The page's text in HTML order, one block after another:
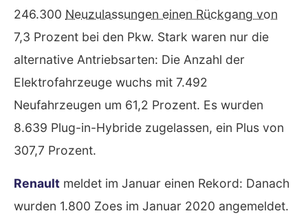
246.300 Neuzulassungen einen Rückgang von
7,3 Prozent bei den Pkw. Stark waren nur die
alternative Antriebsarten: Die Anzahl der
Elektrofahrzeuge wuchs mit 7.492
Neufahrzeugen um 61,2 Prozent. Es wurden
8.639 Plug-in-Hybride zugelassen, ein Plus von
307,7 Prozent.
Renault meldet im Januar einen Rekord: Danach
wurden 1.800 Zoes im Januar 2020 angemeldet.